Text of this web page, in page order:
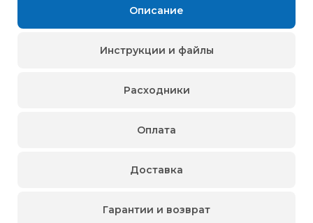
Описание
Инструкции и файлы
Расходники
Оплата
Доставка
Гарантии и возврат